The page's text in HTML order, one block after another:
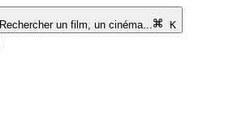
Rechercher un film, un cinéma...
K